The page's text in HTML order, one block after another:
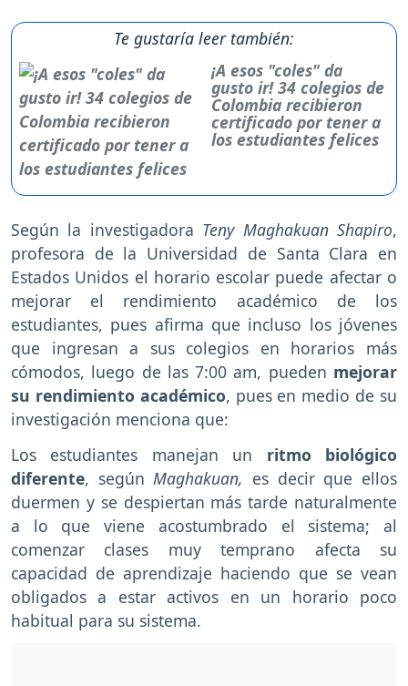
Te gustaría leer también:
¡A esos "coles" da
gusto ir! 34 colegios de
Colombia recibieron
certificado por tener a
los estudiantes felices
Según la investigadora Teny Maghakuan Shapiro,
profesora de la Universidad de Santa Clara en
Estados Unidos el horario escolar puede afectar o
mejorar el rendimiento académico de los
estudiantes, pues afirma que incluso los jóvenes
que ingresan a sus colegios en horarios más
cómodos, luego de las 7:00 am, pueden mejorar
su rendimiento académico, pues en medio de su
investigación menciona que:
Los estudiantes manejan un ritmo biológico
diferente, según Maghakuan, es decir que ellos
duermen y se despiertan más tarde naturalmente
a lo que viene acostumbrado el sistema; al
comenzar clases muy temprano afecta su
capacidad de aprendizaje haciendo que se vean
obligados a estar activos en un horario poco
habitual para su sistema.